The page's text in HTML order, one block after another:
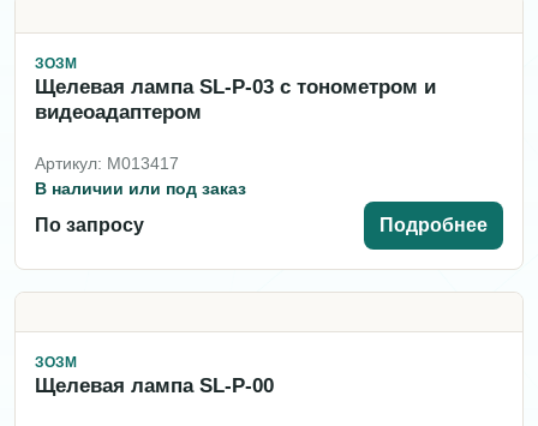
ЗОЗМ
Щелевая лампа SL-P-03 c тонометром и
видеоадаптером
Артикул: M013417
В наличии или под заказ
По запросу Подробнее
ЗОЗМ
Щелевая лампа SL-P-00